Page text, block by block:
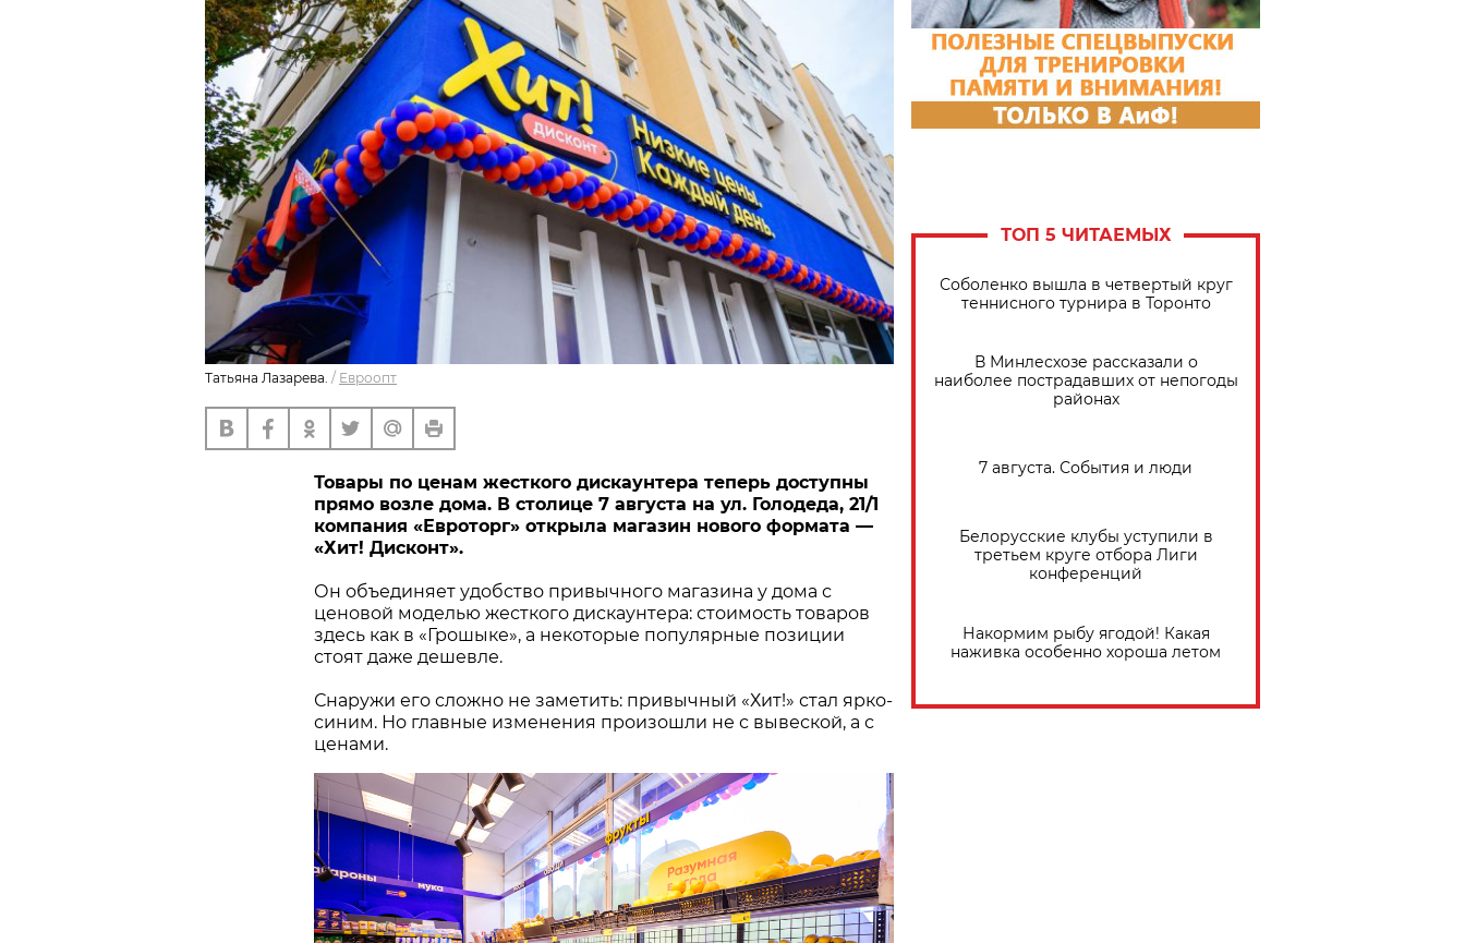
Татьяна Лазарева. / Евроопт
Товары по ценам жесткого дискаунтера теперь доступны
прямо возле дома. В столице 7 августа на ул. Голодеда, 21/1
компания «Евроторг» открыла магазин нового формата —
«Хит! Дисконт».
Он объединяет удобство привычного магазина у дома с
ценовой моделью жесткого дискаунтера: стоимость товаров
здесь как в «Грошыке», а некоторые популярные позиции
стоят даже дешевле.
Снаружи его сложно не заметить: привычный «Хит!» стал ярко-
синим. Но главные изменения произошли не с вывеской, а с
ценами.
ТОП 5 ЧИТАЕМЫХ
Соболенко вышла в четвертый круг
теннисного турнира в Торонто
В Минлесхозе рассказали о
наиболее пострадавших от непогоды
районах
7 августа. События и люди
Белорусские клубы уступили в
третьем круге отбора Лиги
конференций
Накормим рыбу ягодой! Какая
наживка особенно хороша летом